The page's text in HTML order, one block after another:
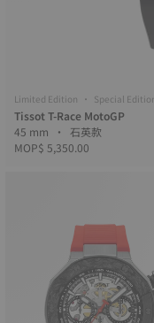
Limited Edition • Special
Tissot T-Race MotoGP
45 mm • 石英款
MOP$ 5,350.00